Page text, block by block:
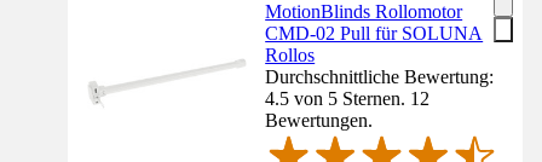
MotionBlinds Rollomotor
CMD-02 Pull für SOLUNA
Rollos
Durchschnittliche Bewertung:
4.5 von 5 Sternen. 12
Bewertungen.